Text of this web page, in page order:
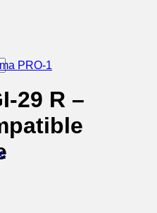
PRO-1
29 R –